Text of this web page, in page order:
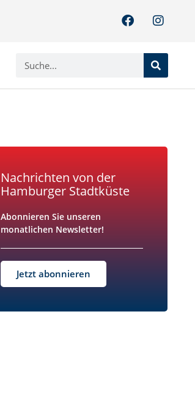
Nachrichten von der
Hamburger Stadtküste
Abonnieren Sie unseren
monatlichen Newsletter!
Jetzt abonnieren